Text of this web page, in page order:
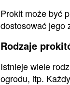
Prokit może być
dostosować jego
Rodzaje
Istnieje wiele
ogrodu, itp.